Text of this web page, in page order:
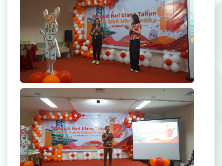
Rekanan Asuransi
Karir